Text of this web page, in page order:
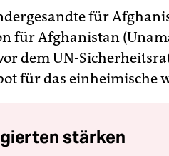
für
für Afghanistan
dem UN-
für das einheimische
stärken